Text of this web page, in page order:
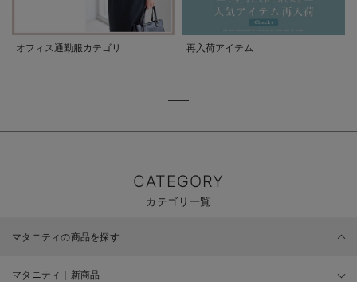
オフィス通勤服カテゴリ 再入荷アイテム
CATEGORY
カテゴリ一覧
マタニティの商品を探す
マタニティ｜新商品